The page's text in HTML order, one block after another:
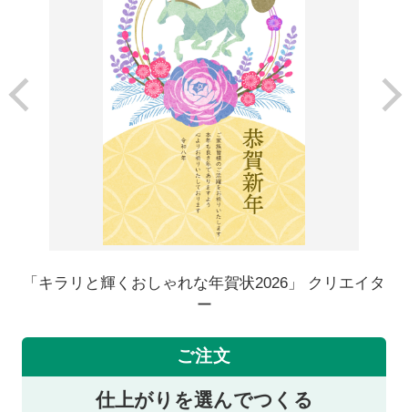
「キラリと輝くおしゃれな年賀状2026」 クリエイタ
ー
ご注文
仕上がりを選んでつくる